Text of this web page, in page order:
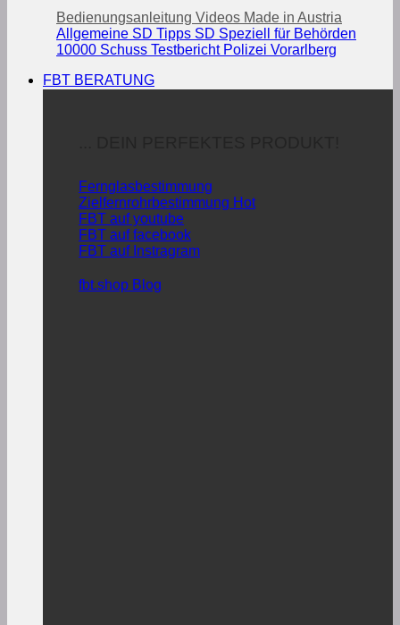
Bedienungsanleitung Videos Made in Austria
Allgemeine SD Tipps SD Speziell für Behörden
10000 Schuss Testbericht Polizei Vorarlberg
FBT BERATUNG
Fernglasbestimmung
Zielfernrohrbestimmung
FBT auf youtube
FBT auf facebook
FBT auf Instragram
fbt.shop Blog